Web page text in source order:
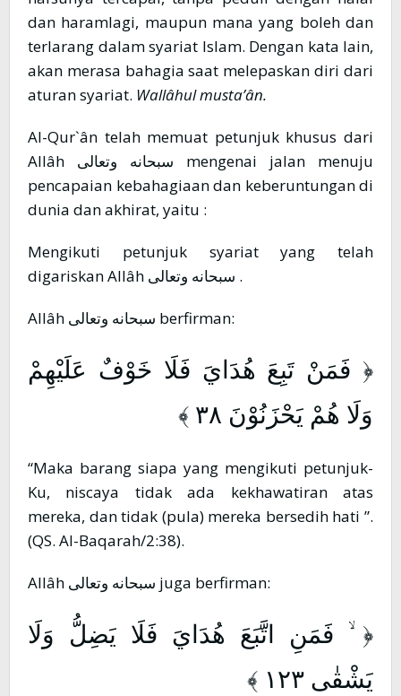
dan haramlagi, maupun mana yang boleh dan
terlarang dalam syariat Islam. Dengan kata lain,
akan merasa bahagia saat melepaskan diri dari
aturan syariat. Wallâhul musta’ân.
Al-Qur`ân telah memuat petunjuk khusus dari
Allâh سبحانه وتعالى mengenai jalan menuju
pencapaian kebahagiaan dan keberuntungan di
dunia dan akhirat, yaitu :
Mengikuti petunjuk syariat yang telah
digariskan Allâh سبحانه وتعالى .
Allâh سبحانه وتعالى berfirman:
﴿ فَمَنْ تَبِعَ هُدَايَ فَلَا خَوْفٌ عَلَيْهِمْ
وَلَا هُمْ يَحْزَنُوْنَ ٣٨ ﴾
“Maka barang siapa yang mengikuti petunjuk-
Ku, niscaya tidak ada kekhawatiran atas
mereka, dan tidak (pula) mereka bersedih hati ”.
(QS. Al-Baqarah/2:38).
Allâh سبحانه وتعالى juga berfirman:
﴿ ۙ فَمَنِ اتَّبَعَ هُدَايَ فَلَا يَضِلُّ وَلَا
يَشْقٰى ١٢٣ ﴾